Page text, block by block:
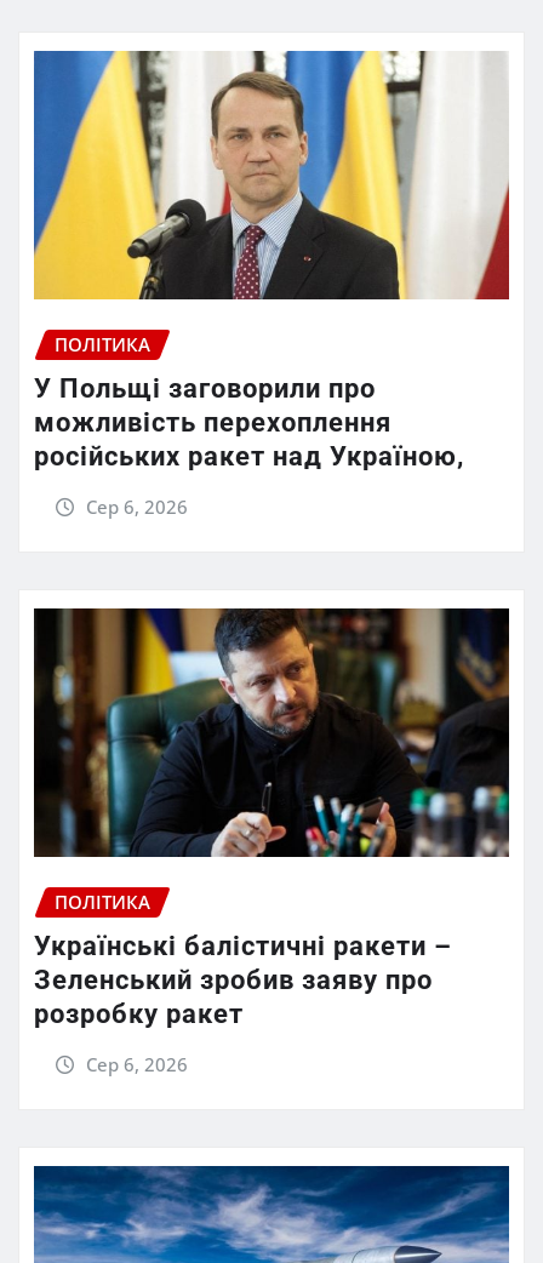
ПОЛІТИКА
У Польщі заговорили про
можливість перехоплення
російських ракет над Україною,
Сер 6, 2026
ПОЛІТИКА
Українські балістичні ракети –
Зеленський зробив заяву про
розробку ракет
Сер 6, 2026